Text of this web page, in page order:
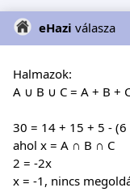
eHazi válasza
Halmazok:
A ∪ B ∪ C = A + B +
30 = 14 + 15 + 5 -
ahol x = A ∩ B ∩ C
2 = -2x
x = -1, nincs